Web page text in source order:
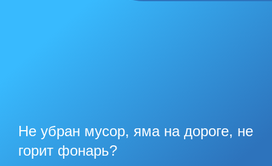
Не убран мусор, яма на дороге, не
горит фонарь?